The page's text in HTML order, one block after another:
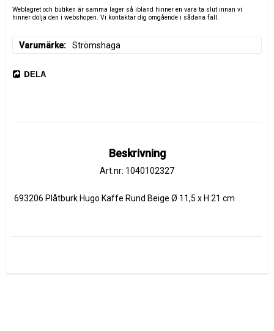
Weblagret och butiken är samma lager så ibland hinner en vara ta slut innan vi
hinner dölja den i webshopen. Vi kontaktar dig omgående i sådana fall.
Varumärke Strömshaga
DELA
Beskrivning
Art.nr: 1040102327
693206 Plåtburk Hugo Kaffe Rund Beige Ø 11,5 x H 21 cm